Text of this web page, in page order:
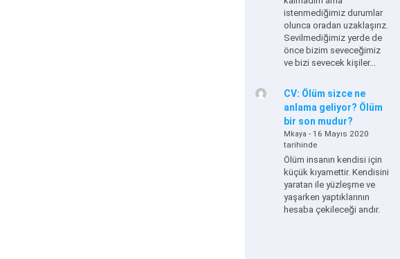
istenmediğimiz durumlar
olunca oradan uzaklaşırız.
Sevilmediğimiz yerde de
önce bizim seveceğimiz
ve bizi sevecek kişiler...
CV: Ölüm sizce ne
anlama geliyor? Ölüm
bir son mudur?
Mkaya - 16 Mayıs 2020
tarihinde
Ölüm insanın kendisi için
küçük kıyamettir. Kendisini
yaratan ile yüzleşme ve
yaşarken yaptıklarının
hesaba çekileceği andır.